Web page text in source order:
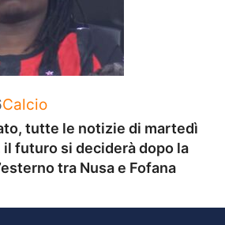
Categorie
Calcio
tutte le notizie di martedì
il futuro si deciderà dopo la
tra Nusa e Fofana